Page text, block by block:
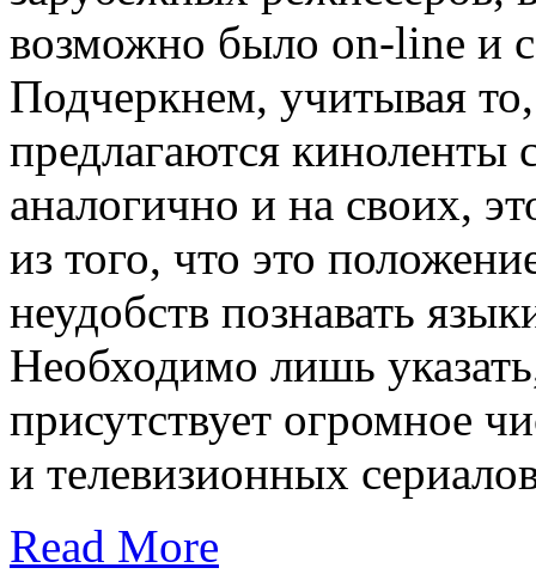
возможно было on-line и
Подчеркнем, учитывая
предлагаются киноленты
аналогично и на своих,
из того, что это
неудобств познавать
Необходимо лишь
присутствует огромное
и телевизионных
Read More